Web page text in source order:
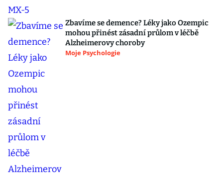
Zbavíme se demence? Léky jako Ozempic
mohou přinést zásadní průlom v léčbě
Alzheimerovy choroby
Moje Psychologie